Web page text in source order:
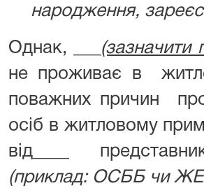
народження,
Однак, ___ (зазначити
не проживає в
поважних причин
осіб в житловому
від____
(приклад: ОСББ чи